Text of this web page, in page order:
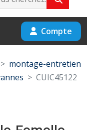
Compte
montage-entretien
CUIC45122